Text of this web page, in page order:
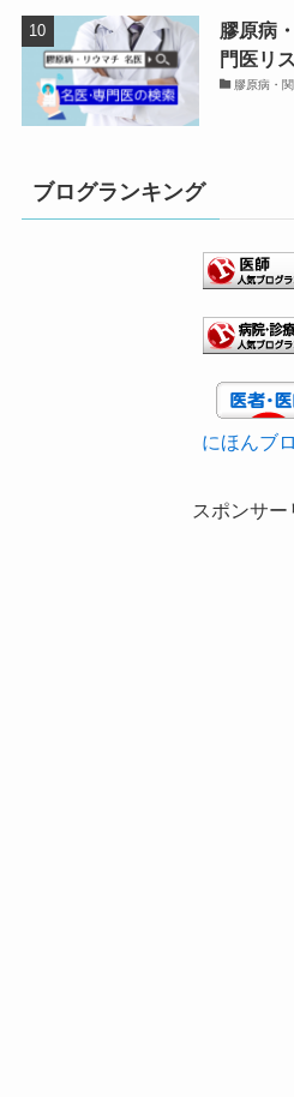
膠原病
門医リ
膠原病・
ブログランキング
にほんブ
スポンサー